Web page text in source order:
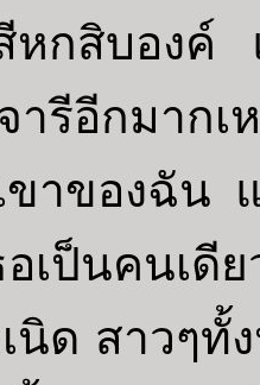
หกสิบองค์
ารีอีกมากเ
ขาของฉัน
อเป็นคนเดี
นิด สาวๆทั้